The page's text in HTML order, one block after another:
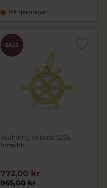
På fjernlager
SALE
Vedhæng skibsrat 925s.
forgyldt
965,00 kr
772,00 kr